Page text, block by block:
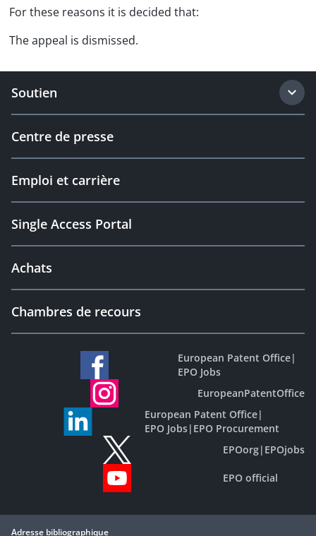
For these reasons it is decided that:
The appeal is dismissed.
Soutien
Centre de presse
Emploi et carrière
Single Access Portal
Achats
Chambres de recours
European Patent Office|
EPO Jobs
EuropeanPatentOffice
European Patent Office|
EPO Jobs| EPO Procurement
EPOorg| EPOjobs
EPO official
Adresse bibliographique